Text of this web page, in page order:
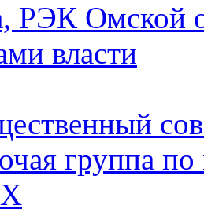
РЭК Омской
власти
группа